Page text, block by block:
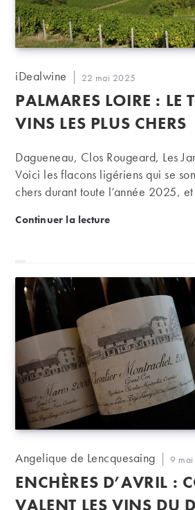
Auteur/autrice
la
publication :
iDealwine
Publication
publiée :
22 mai 2025
PALMARES LOIRE : LE
VINS LES PLUS CHERS
Dagueneau, Clos Rougeard, Les
Voici les flacons ligériens qui se
chers durant toute l’année 2025,
Continuer la lecturePALMARES Loire : le
Auteur/autrice
la
publication :
Angelique de Lencquesaing 9
ENCHÈRES D’AVRIL :
VALENT LES VINS DU